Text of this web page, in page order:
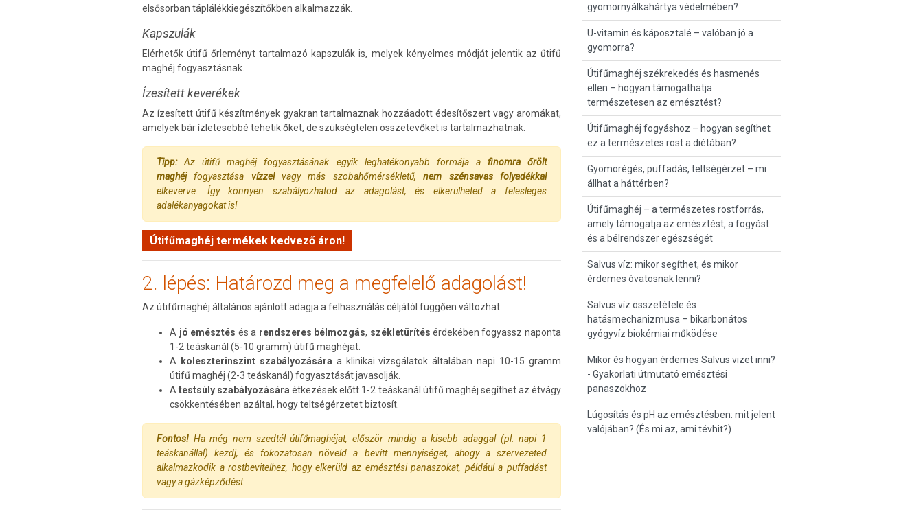
elsősorban táplálékkiegészítőkben alkalmazzák.
Kapszulák
Elérhetők útifű őrleményt tartalmazó kapszulák is, melyek kényelmes módját jelentik az űtifű
maghéj fogyasztásnak.
Ízesített keverékek
Az ízesített útifű készítmények gyakran tartalmaznak hozzáadott édesítőszert vagy aromákat,
amelyek bár ízletesebbé tehetik őket, de szükségtelen összetevőket is tartalmazhatnak.
Tipp:Az útifű maghéj fogyasztásának egyik leghatékonyabb formája a finomra őrölt
maghéj fogyasztása vízzelvagy más szobahőmérsékletű,nem szénsavas folyadékkal
elkeverve. Így könnyen szabályozhatod az adagolást, és elkerülheted a felesleges
adalékanyagokat is!
Útifűmaghéj termékek kedvező áron!
2. lépés: Határozd meg a megfelelő adagolást!
Az útifűmaghéj általános ajánlott adagja a felhasználás céljától függően változhat:
A jó emésztés és a rendszeres bélmozgás, székletürítés érdekében fogyassz naponta
1-2 teáskanál (5-10 gramm) útifű maghéjat.
A
koleszterinszint szabályozására a klinikai vizsgálatok általában napi 10-15 gramm
útifű maghéj (2-3 teáskanál) fogyasztását javasolják.
Atestsúly szabályozásáraétkezések előtt 1-2 teáskanál útifű maghéj segíthet az étvágy
csökkentésében azáltal, hogy teltségérzetet biztosít.
Fontos! Ha még nem szedtél útifűmaghéjat, először mindig a kisebb adaggal (pl. napi 1
teáskanállal) kezdj, és fokozatosan növeld a bevitt mennyiséget, ahogy a szervezeted
alkalmazkodik a rostbevitelhez, hogy elkerüld az emésztési panaszokat, például a puffadást
vagy a gázképződést.
gyomornyálkahártya védelmében?
U-vitamin és káposztalé – valóban jó a
gyomorra?
Útifűmaghéj székrekedés és hasmenés
ellen – hogyan támogathatja
természetesen az emésztést?
Útifűmaghéj fogyáshoz – hogyan segíthet
ez a természetes rost a diétában?
Gyomorégés, puffadás, teltségérzet – mi
állhat a háttérben?
Útifűmaghéj – a természetes rostforrás,
amely támogatja az emésztést, a fogyást
és a bélrendszer egészségét
Salvus víz: mikor segíthet, és mikor
érdemes óvatosnak lenni?
Salvus víz összetétele és
hatásmechanizmusa – bikarbonátos
gyógyvíz biokémiai működése
Mikor és hogyan érdemes Salvus vizet inni?
- Gyakorlati útmutató emésztési
panaszokhoz
Lúgosítás és pH az emésztésben: mit jelent
valójában? (És mi az, ami tévhit?)